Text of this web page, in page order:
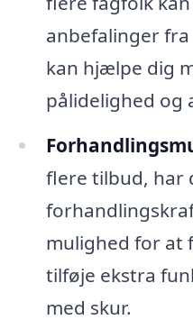
anbefalinger
kan hjælpe dig
pålidelighed og
flere tilbud, har
mulighed for at
tilføje ekstra
med skur.